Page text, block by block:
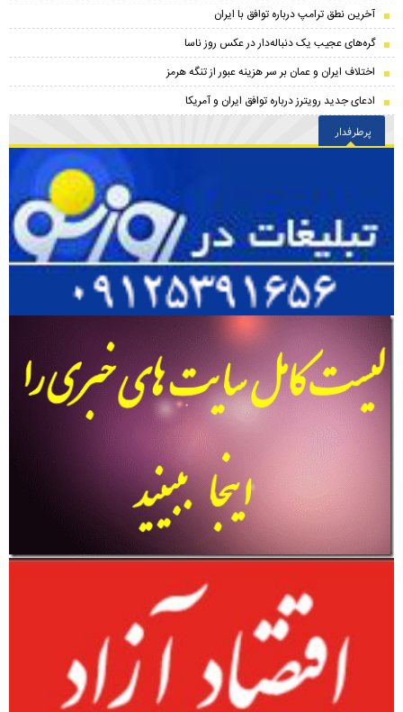
آخرین نطق ترامپ درباره توافق با ایران
گره‌های عجیب یک دنباله‌دار در عکس روز ناسا
اختلاف ایران و عمان بر سر هزینه عبور از تنگه هرمز
ادعای جدید رویترز درباره توافق ایران و آمریکا
پرطرفدار